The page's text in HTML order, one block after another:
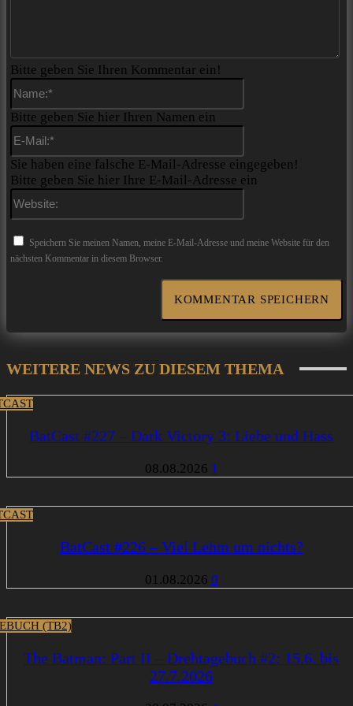
Bitte geben Sie Ihren Kommentar ein!
Bitte geben Sie hier Ihren Namen ein
Sie haben eine falsche E-Mail-Adresse eingegeben!
Bitte geben Sie hier Ihre E-Mail-Adresse ein
Speichern Sie meinen Namen, meine E-Mail-Adresse und meine Website für den
nächsten Kommentar in diesem Browser.
WEITERE NEWS ZU DIESEM THEMA
BatCast #227 – Dark Victory 3: Liebe und Hass
08.08.2026 1
BatCast #226 – Viel Lehm um nichts?
01.08.2026 0
(TB2)
The Batman: Part II – Drehtagebuch #2: 15.6. bis
27.7.2026